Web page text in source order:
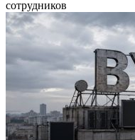
сотрудников